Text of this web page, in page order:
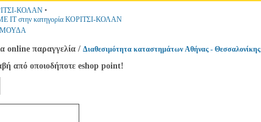
ΚΟΛΑΝ •
IT στην κατηγορία ΚΟΡΙΤΣΙ-ΚΟΛΑΝ
online παραγγελία / Διαθεσιμότητα καταστημάτων Αθήνας - Θεσσαλονίκης
από οποιοδήποτε eshop point!